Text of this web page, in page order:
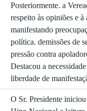
Posteriormente. a
respeito às opiniões e à
manifestando
política. demissões de
pressão contra
Destacou a
liberdade de
O Sr. Presidente